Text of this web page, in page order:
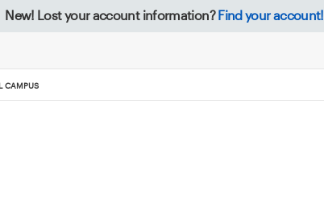
New! Lost your account information? Find your account!
CAMPUS